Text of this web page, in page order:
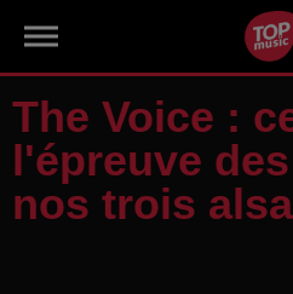
The Voice :
l'épreuve
nos trois